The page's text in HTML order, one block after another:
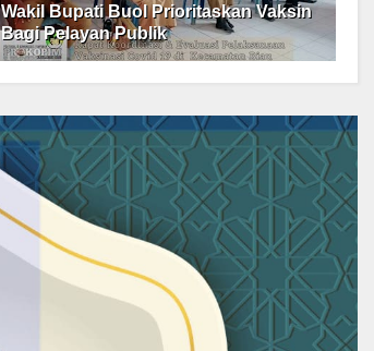
Wakil Bupati Buol Prioritaskan Vaksin
Bagi Pelayan Publik